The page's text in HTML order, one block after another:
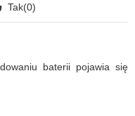
Tak(0)
baterii pojawia się